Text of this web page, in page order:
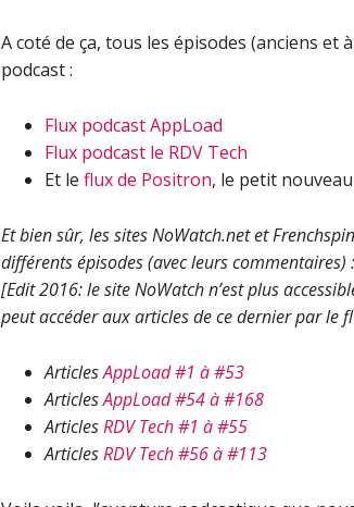
A coté de ça, tous les épisodes (anciens et
podcast :
Flux podcast AppLoad
Flux podcast le RDV Tech
Et le flux de Positron, le petit nouveau
Et bien sûr, les sites NoWatch.net et
différents épisodes (avec leurs commentaires) :
[Edit 2016: le site NoWatch n’est plus
peut accéder aux articles de ce dernier par le
ArticlesAppLoad #1 à #53
ArticlesAppLoad #54 à #168
ArticlesRDV Tech #1 à #55
ArticlesRDV Tech #56 à #113